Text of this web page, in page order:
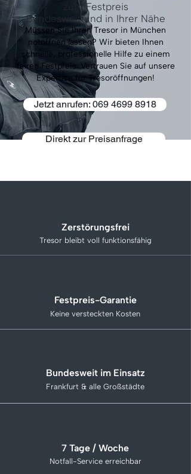
zum Festpreis
Bundesweit und in Ihrer Nähe
Müssen Sie Ihren Tresor in München
notöffnen lassen? Wir bieten Ihnen
schnelle, professionelle Hilfe zu einem
fairen Festpreis. Vertrauen Sie auf unsere
Expertise für Tresoröffnungen!
Jetzt anrufen: 069 4699 8918
Direkt zur Preisanfrage
Zerstörungsfrei
Tresor bleibt voll funktionsfähig
Festpreis-Garantie
Keine versteckten Kosten
Bundesweit im Einsatz
Frankfurt & alle Großstädte
7 Tage / Woche
Notfall-Service erreichbar